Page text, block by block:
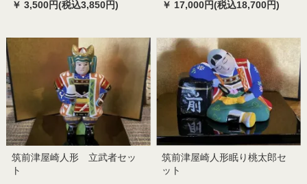
￥ 3,500円(税込3,850円) ￥ 17,000円(税込18,700円)
筑前津屋崎人形 立武者セッ
ト
筑前津屋崎人形眠り桃太郎セ
ット